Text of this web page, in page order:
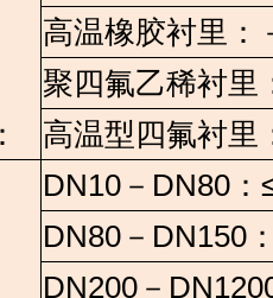
高温橡胶衬里
聚四氟乙稀衬
高温型四氟衬
DN10－DN80：
DN80－DN150
DN200－